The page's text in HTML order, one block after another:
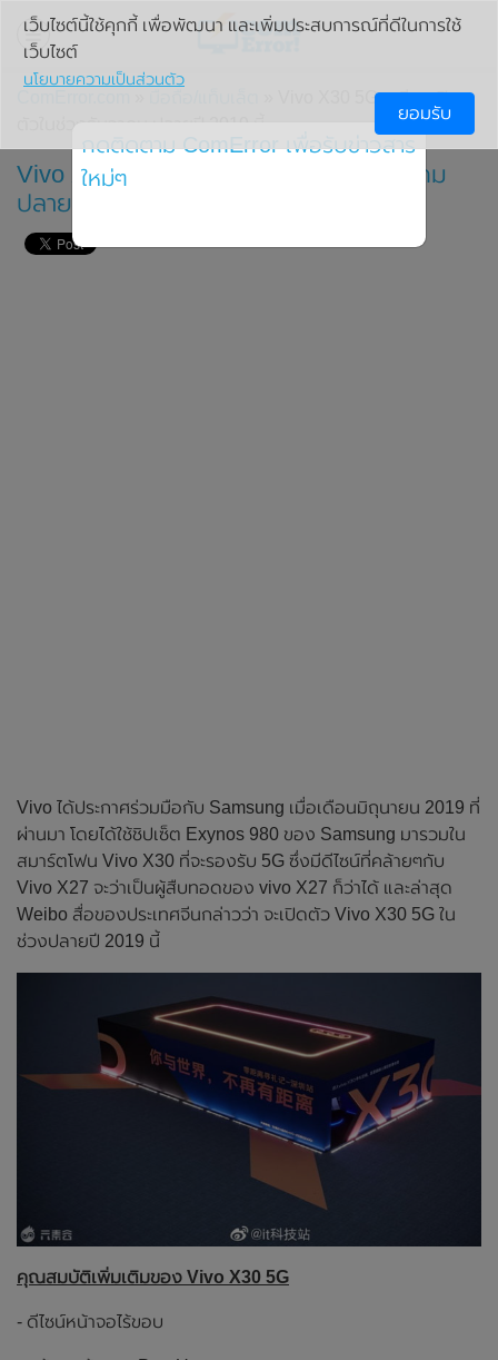
» Vivo X30 5G เตรียมเปิด
Vivo X30 5G เตรียมเปิดตัวในช่วงธันวาคม
ปลายปี 2019 นี้
Vivo ได้ประกาศร่วมมือกับ Samsung เมื่อเดือนมิถุนายน 2019 ที่
ผ่านมา โดยได้ใช้ชิปเซ็ต Exynos 980 ของ Samsung มารวมใน
สมาร์ตโฟน Vivo X30 ที่จะรองรับ 5G ซึ่งมีดีไซน์ที่คล้ายๆกับ
Vivo X27 จะว่าเป็นผู้สืบทอดของ vivo X27 ก็ว่าได้ และล่าสุด
Weibo สื่อของประเทศจีนกล่าวว่า จะเปิดตัว Vivo X30 5G ใน
ช่วงปลายปี 2019 นี้
คุณสมบัติเพิ่มเติมของ Vivo X30 5G
- ดีไซน์หน้าจอไร้ขอบ
เว็บไซต์นี้ใช้คุกกี้ เพื่อพัฒนา และเพิ่มประสบการณ์ที่ดีในการใช้
เว็บไซต์
นโยบายความเป็นส่วนตัว
ยอมรับ
กดติดตาม ComError เพื่อรับข่าวสาร
ใหม่ๆ